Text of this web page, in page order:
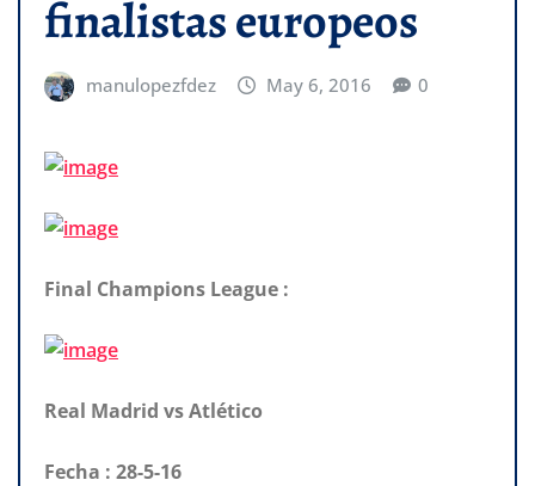
finalistas europeos
manulopezfdez May 6, 2016 0
Final Champions League :
Real Madrid vs Atlético
Fecha : 28-5-16